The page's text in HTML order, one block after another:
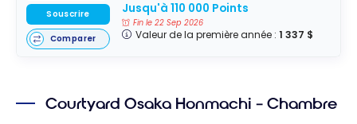
Jusqu'à 110 000 Points
Fin le 22 Sep 2026
Valeur de la première année : 1 337 $
Souscrire
Comparer
Courtyard Osaka Honmachi – Chambre